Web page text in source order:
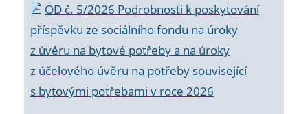
OD č. 5/2026 Podrobnosti k poskytování
příspěvku ze sociálního fondu na úroky
z úvěru na bytové potřeby a na úroky
z účelového úvěru na potřeby související
s bytovými potřebami v roce 2026